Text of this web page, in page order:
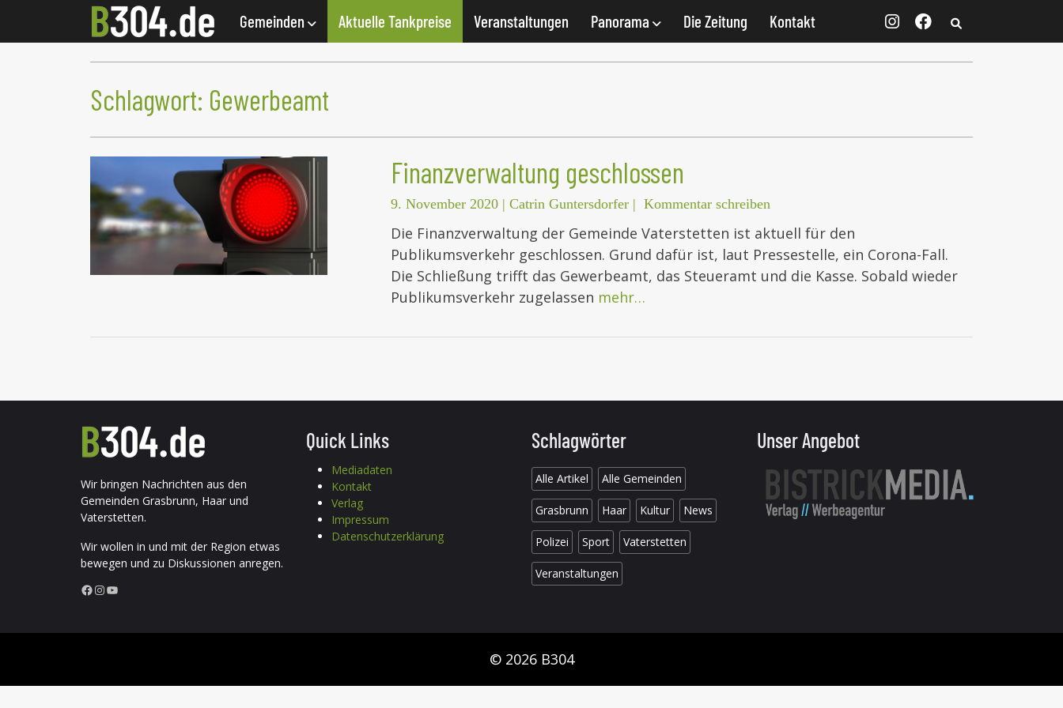
Gemeinden Aktuelle Tankpreise Veranstaltungen Panorama Die Zeitung Kontakt
Schlagwort: Gewerbeamt
Finanzverwaltung geschlossen
9. November 2020 | Catrin Guntersdorfer | Kommentar schreiben
Die Finanzverwaltung der Gemeinde Vaterstetten ist aktuell für den
Publikumsverkehr geschlossen. Grund dafür ist, laut Pressestelle, ein Corona-Fall.
Die Schließung trifft das Gewerbeamt, das Steueramt und die Kasse. Sobald wieder
Publikumsverkehr zugelassen mehr…
Wir bringen Nachrichten aus den
Gemeinden Grasbrunn, Haar und
Vaterstetten.
Wir wollen in und mit der Region etwas
bewegen und zu Diskussionen anregen.
Facebook InstagramYouTube
Quick Links
Mediadaten
Kontakt
Verlag
Impressum
Datenschutzerklärung
Schlagwörter
Alle Artikel Alle Gemeinden
Grasbrunn Haar Kultur News
Polizei Sport Vaterstetten
Veranstaltungen
Unser Angebot
© 2026 B304